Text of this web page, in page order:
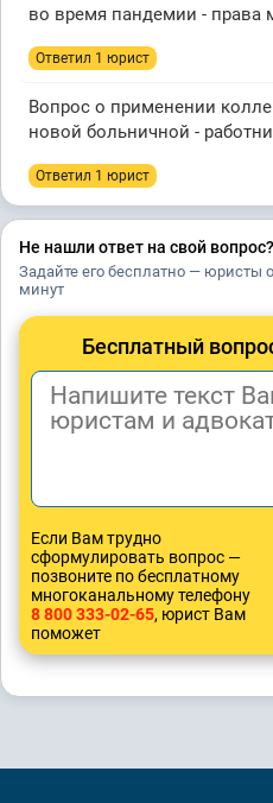
во время пандемии - права
Ответил 1 юрист
Вопрос о применении
новой больничной -
Ответил 1 юрист
Не нашли ответ на свой вопрос?
Задайте его бесплатно — юристы
минут
Бесплатный
Если Вам трудно
сформулировать вопрос —
позвоните по бесплатному
многоканальному телефону
8 800 333-02-65, юрист Вам
поможет